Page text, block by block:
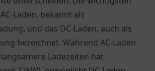
Laden, bekannt als
und das DC-Laden, auch als
bezeichnet. Während AC-Laden
Ladezeiten hat